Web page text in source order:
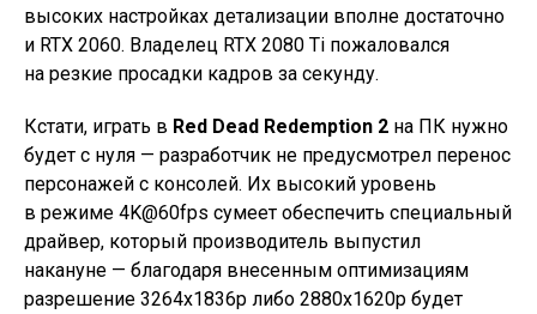
высоких настройках детализации вполне достаточно
и RTX 2060. Владелец RTX 2080 Ti пожаловался
на резкие просадки кадров за секунду.
Кстати, играть в Red Dead Redemption 2 на ПК нужно
будет с нуля — разработчик не предусмотрел перенос
персонажей с консолей. Их высокий уровень
в режиме 4K@60fps сумеет обеспечить специальный
драйвер, который производитель выпустил
накануне — благодаря внесенным оптимизациям
разрешение 3264x1836p либо 2880x1620p будет